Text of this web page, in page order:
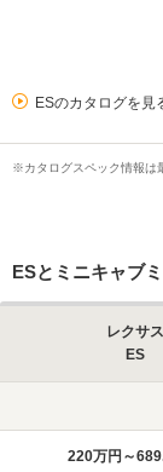
ESのカタログを見
※カタログスペック情報は
ESとミニキャブ
レクサス
ES
220万円～